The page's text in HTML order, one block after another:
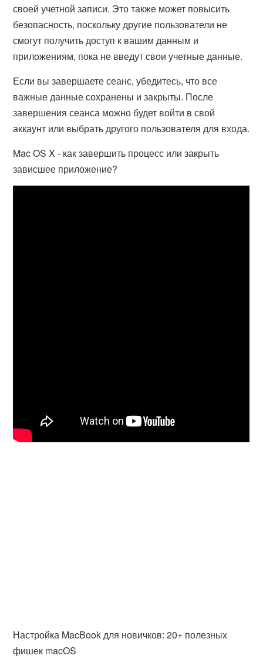
своей учетной записи. Это также может повысить
безопасность, поскольку другие пользователи не
смогут получить доступ к вашим данным и
приложениям, пока не введут свои учетные данные.
Если вы завершаете сеанс, убедитесь, что все
важные данные сохранены и закрыты. После
завершения сеанса можно будет войти в свой
аккаунт или выбрать другого пользователя для входа.
Mac OS X - как завершить процесс или закрыть
зависшее приложение?
Настройка MacBook для новичков: 20+ полезных
фишек macOS